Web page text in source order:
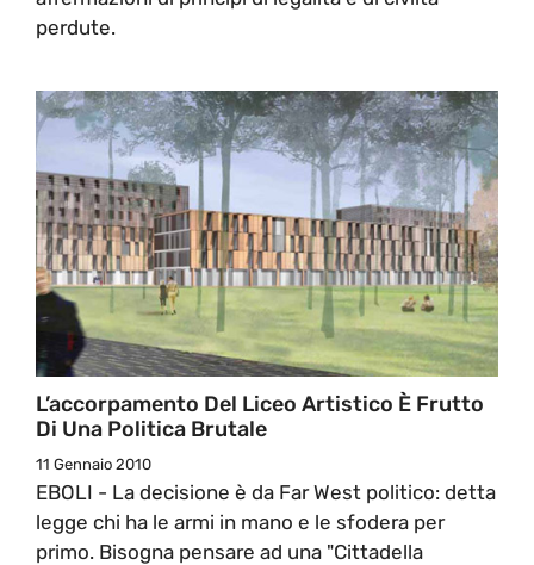
perdute.
L’accorpamento Del Liceo Artistico È Frutto
Di Una Politica Brutale
11 Gennaio 2010
EBOLI - La decisione è da Far West politico: detta
legge chi ha le armi in mano e le sfodera per
primo. Bisogna pensare ad una "Cittadella